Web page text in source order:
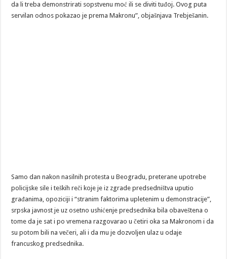
da li treba demonstrirati sopstvenu moć ili se diviti tuđoj. Ovog puta
servilan odnos pokazao je prema Makronu”, objašnjava Trebješanin.
Samo dan nakon nasilnih protesta u Beogradu, preterane upotrebe
policijske sile i teških reči koje je iz zgrade predsedništva uputio
građanima, opoziciji i “stranim faktorima upletenim u demonstracije”,
srpska javnost je uz osetno ushićenje predsednika bila obaveštena o
tome da je sat i po vremena razgovarao u četiri oka sa Makronom i da
su potom bili na večeri, ali i da mu je dozvoljen ulaz u odaje
francuskog predsednika.